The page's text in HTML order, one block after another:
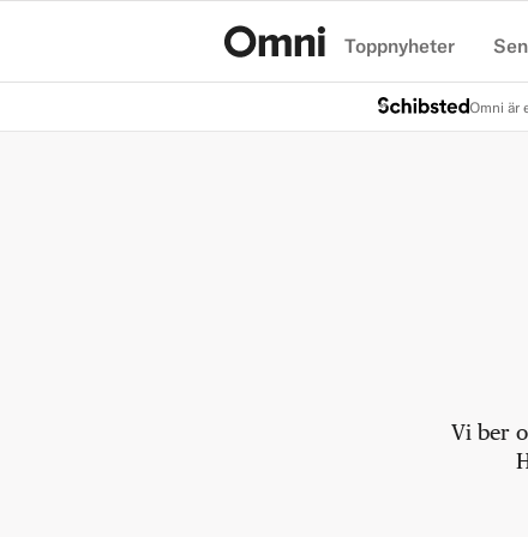
Toppnyheter
Omni är
Vi ber